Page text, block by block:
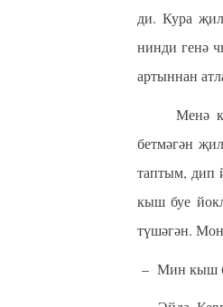
ди. Кура
нинди генә
артыннан
Менә
бетмәгән
таптым, дип
кыш буе
түшәгән.
– Мин кыш